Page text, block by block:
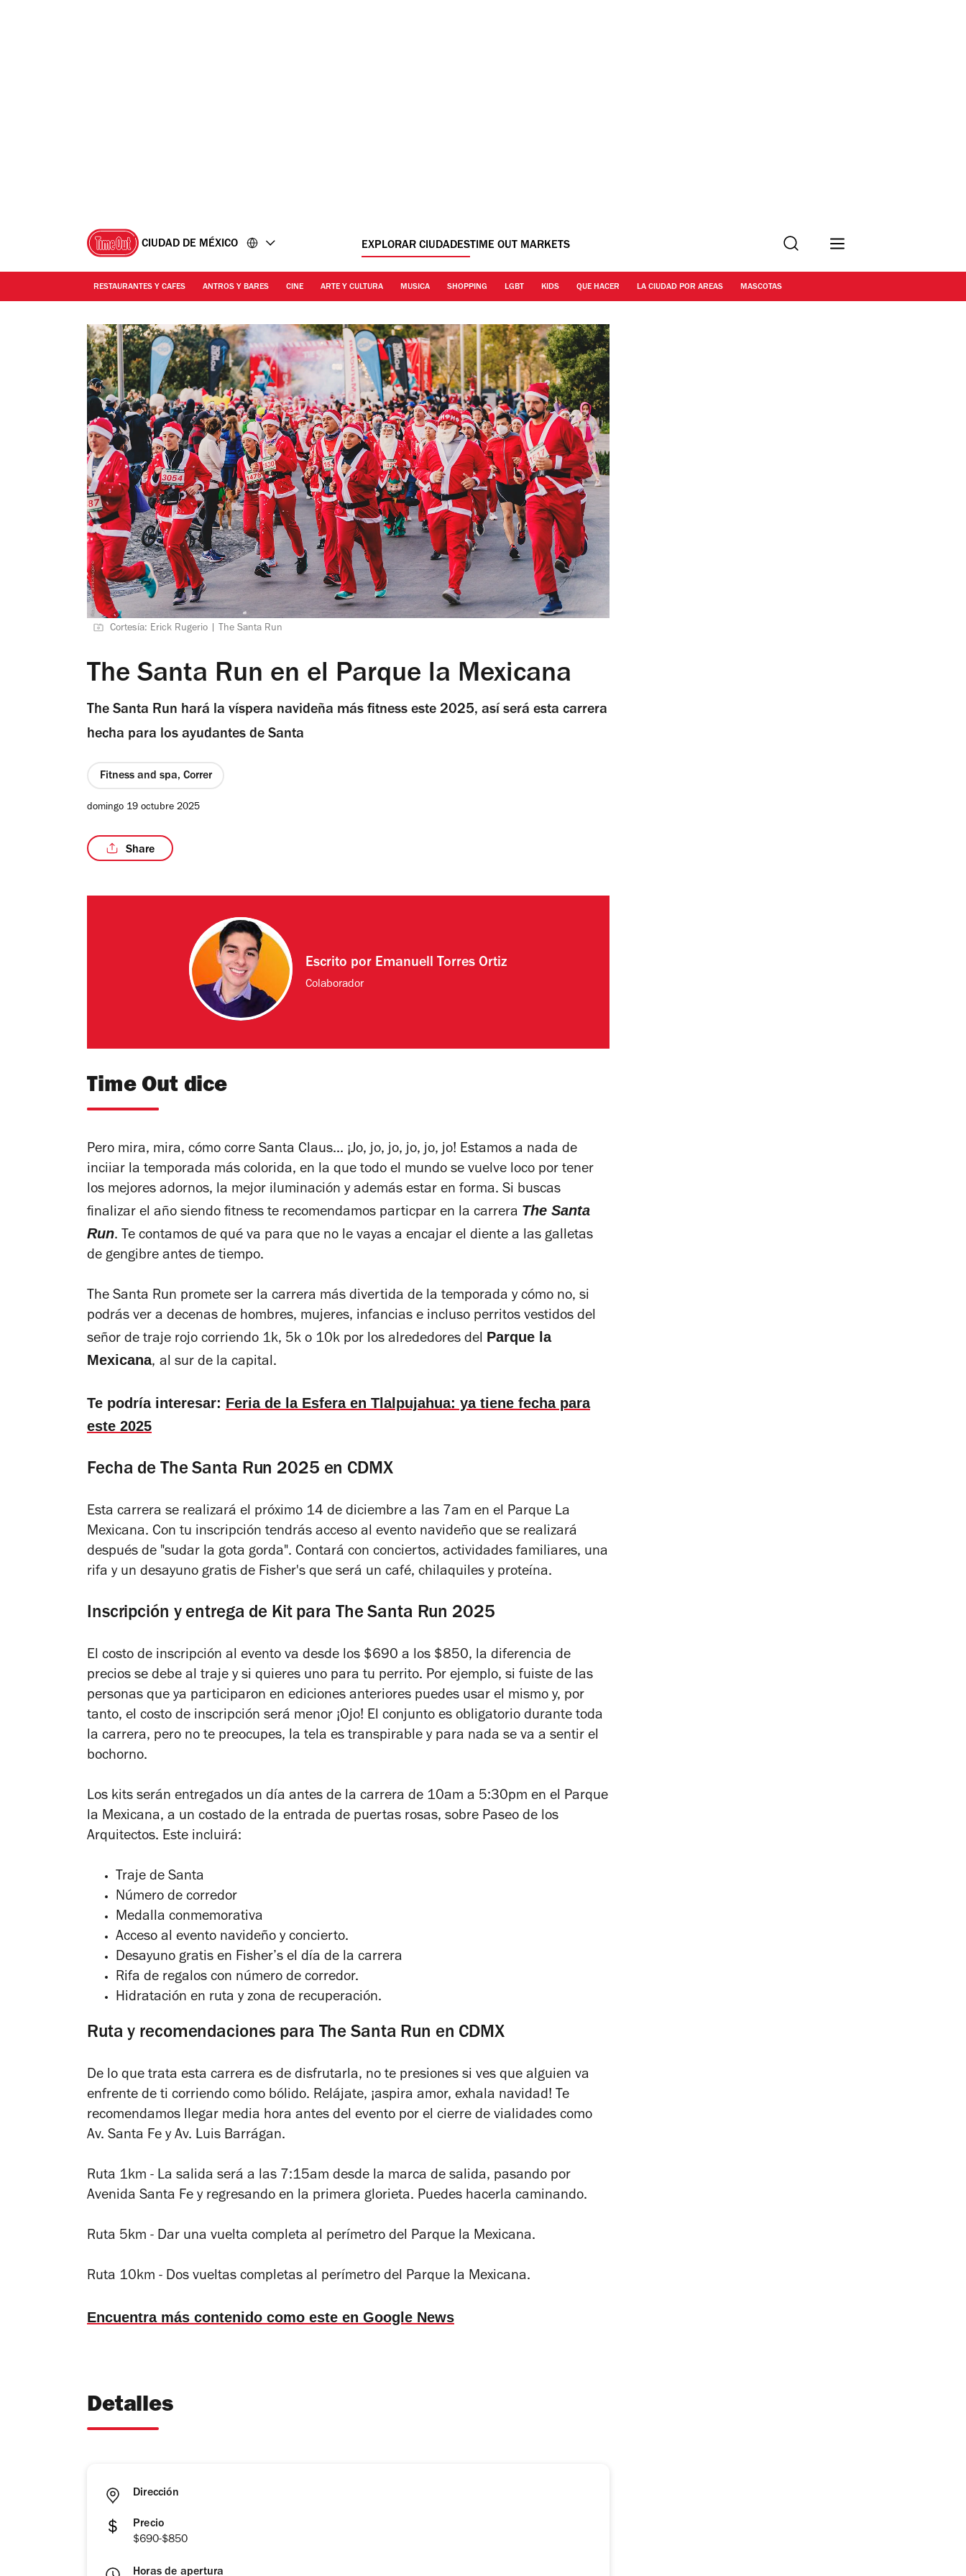
CIUDAD DE MÉXICO EXPLORAR CIUDADESTIME OUT MARKETS Buscar
RESTAURANTES Y CAFES ANTROS Y BARES CINE ARTE Y CULTURA MUSICA SHOPPING LGBT KIDS QUE HACER LA CIUDAD POR AREAS MASCOTAS
Cortesía: Erick Rugerio | The Santa Run
The Santa Run en el Parque la Mexicana
The Santa Run hará la víspera navideña más fitness este 2025, así será esta carrera
hecha para los ayudantes de Santa
Fitness and spa, Correr
domingo 19 octubre 2025
Share
Escrito por Emanuell Torres Ortiz
Colaborador
Time Out dice
Pero mira, mira, cómo corre Santa Claus... ¡Jo, jo, jo, jo, jo, jo! Estamos a nada de
inciiar la temporada más colorida, en la que todo el mundo se vuelve loco por tener
los mejores adornos, la mejor iluminación y además estar en forma. Si buscas
finalizar el año siendo fitness te recomendamos particpar en la carrera The Santa
Run. Te contamos de qué va para que no le vayas a encajar el diente a las galletas
de gengibre antes de tiempo.
The Santa Run promete ser la carrera más divertida de la temporada y cómo no, si
podrás ver a decenas de hombres, mujeres, infancias e incluso perritos vestidos del
señor de traje rojo corriendo 1k, 5k o 10k por los alrededores del Parque la
Mexicana, al sur de la capital.
Te podría interesar: Feria de la Esfera en Tlalpujahua: ya tiene fecha para
este 2025
Fecha de The Santa Run 2025 en CDMX
Esta carrera se realizará el próximo 14 de diciembre a las 7am en el Parque La
Mexicana. Con tu inscripción tendrás acceso al evento navideño que se realizará
después de "sudar la gota gorda". Contará con conciertos, actividades familiares, una
rifa y un desayuno gratis de Fisher's que será un café, chilaquiles y proteína.
Inscripción y entrega de Kit para The Santa Run 2025
El costo de inscripción al evento va desde los $690 a los $850, la diferencia de
precios se debe al traje y si quieres uno para tu perrito. Por ejemplo, si fuiste de las
personas que ya participaron en ediciones anteriores puedes usar el mismo y, por
tanto, el costo de inscripción será menor ¡Ojo! El conjunto es obligatorio durante toda
la carrera, pero no te preocupes, la tela es transpirable y para nada se va a sentir el
bochorno.
Los kits serán entregados un día antes de la carrera de 10am a 5:30pm en el Parque
la Mexicana, a un costado de la entrada de puertas rosas, sobre Paseo de los
Arquitectos. Este incluirá:
Traje de Santa
Número de corredor
Medalla conmemorativa
Acceso al evento navideño y concierto.
Desayuno gratis en Fisher’s el día de la carrera
Rifa de regalos con número de corredor.
Hidratación en ruta y zona de recuperación.
Ruta y recomendaciones para The Santa Run en CDMX
De lo que trata esta carrera es de disfrutarla, no te presiones si ves que alguien va
enfrente de ti corriendo como bólido. Relájate, ¡aspira amor, exhala navidad! Te
recomendamos llegar media hora antes del evento por el cierre de vialidades como
Av. Santa Fe y Av. Luis Barrágan.
Ruta 1km - La salida será a las 7:15am desde la marca de salida, pasando por
Avenida Santa Fe y regresando en la primera glorieta. Puedes hacerla caminando.
Ruta 5km - Dar una vuelta completa al perímetro del Parque la Mexicana.
Ruta 10km - Dos vueltas completas al perímetro del Parque la Mexicana.
Encuentra más contenido como este en Google News
Detalles
Dirección
Precio
$690-$850
Horas de apertura